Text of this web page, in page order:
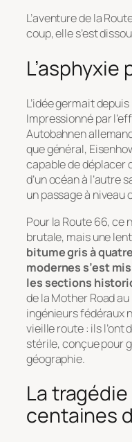
L’aventure de la
coup, elle s’est
L’asphyxie
L’idée germait
Impressionné par
Autobahnen
que général,
capable de déplacer
d’un océan à l’autre
un passage à niveau
Pour la Route 66, ce
brutale, mais une
bitume gris à
modernes s’est
les sections
de laMother Roadau
ingénieurs fédéraux
vieille route : ils
stérile, conçue pour
géographie.
La
centaines